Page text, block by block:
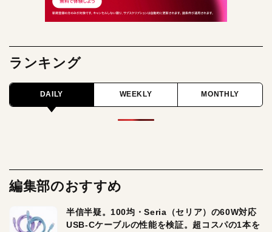
ランキング
DAILY WEEKLY MONTHLY
編集部のおすすめ
半信半疑。100均・Seria（セリア）の60W対応
USB-Cケーブルの性能を検証。超コスパの1本を